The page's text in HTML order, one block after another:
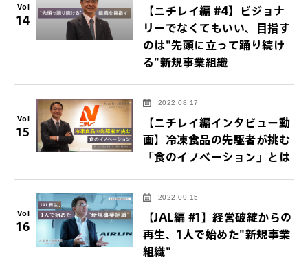
Vol
14
【ニチレイ編 #4】ビジョナ
リーでなくてもいい、目指す
のは"先頭に立って踊り続け
る"新規事業組織
Vol
15
2022.08.17
【ニチレイ編インタビュー動
画】冷凍食品の先駆者が挑む
「食のイノベーション」とは
Vol
16
2022.09.15
【JAL編 #1】経営破綻からの
再生、1人で始めた"新規事業
組織"